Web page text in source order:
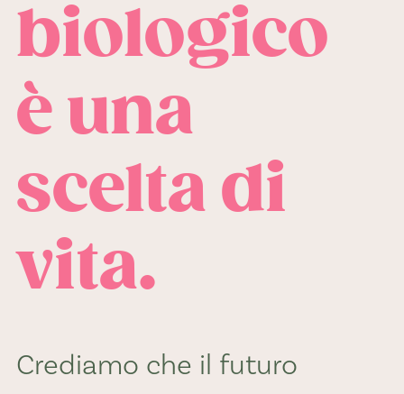
biologico
è una
scelta di
vita.
Crediamo che il futuro